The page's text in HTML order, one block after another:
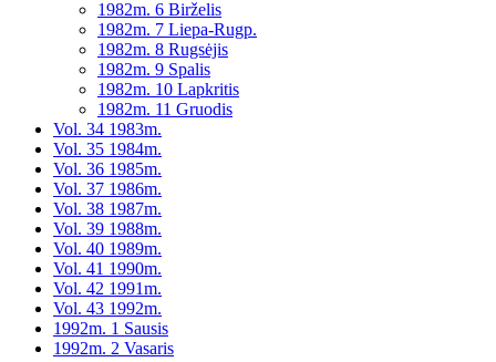
1982m. 6 Birželis
1982m. 7 Liepa-Rugp.
1982m. 8 Rugsėjis
1982m. 9 Spalis
1982m. 10 Lapkritis
1982m. 11 Gruodis
Vol. 34 1983m.
Vol. 35 1984m.
Vol. 36 1985m.
Vol. 37 1986m.
Vol. 38 1987m.
Vol. 39 1988m.
Vol. 40 1989m.
Vol. 41 1990m.
Vol. 42 1991m.
Vol. 43 1992m.
1992m. 1 Sausis
1992m. 2 Vasaris